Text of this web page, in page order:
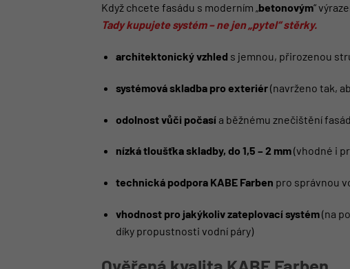
Když chcete fasádu s moderním „betonovým“
Tady kupujete systém – ne jen „pytel“ stěrky.
architektonický vzhled s jemnou, přirozenou
systémová skladba pro exteriér(navrženo tak,
odolnost vůči počasía běžnému znečištění
nízká tloušťka skladby, do 1,5 – 2 mm(vhodné i
technická podpora KABE Farben pro správnou
vhodnost pro jakýkoliv zateplovací systém(na
díky propustnosti vodní páry)